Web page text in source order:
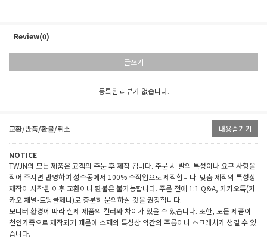
Review(0)
글쓰기
등록된 리뷰가 없습니다.
교환/반품/환불/취소 내용숨기기
NOTICE
TWJN의 모든 제품은 고객의 주문 후 제작 됩니다. 주문 시 발의 특성이나 요구 사항을
적어 주시면 반영하여 성수동에서 100% 수작업으로 제작합니다. 맞춤 제작의 특성상
제작이 시작된 이후 교환이나 환불은 불가능합니다. 주문 전에 1:1 Q&A, 카카오톡(카
카오 채널-트윙클제니)로 충분히 문의하실 것을 권장합니다.
모니터 환경에 따라 실제 제품의 컬러와 차이가 있을 수 있습니다. 또한, 모든 제품이
천연가죽으로 제작되기 때문에 소재의 특성상 약간의 주름이나 스크레치가 생길 수 있
습니다.